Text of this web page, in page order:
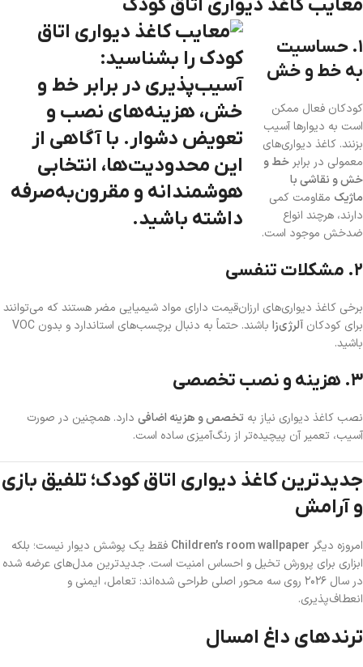
معایب کاغذ دیواری اتاق کودک
۱. حساسیت
به خط و خش
کودکان فعال ممکن
است به دیوارها آسیب
بزنند. کاغذ دیواری‌های
معمولی در برابر خط و
خش و نقاشی با
ماژیک مقاومت کمی
دارند، هرچند انواع
ضدخش موجود است.
۲. مشکلات تنفسی
برخی کاغذ دیواری‌های ارزان‌قیمت دارای مواد شیمیایی مضر هستند که می‌توانند
برای کودکان آلرژی‌زا
باشند. حتماً به دنبال برچسب‌های استاندارد و بدون VOC
باشید.
۳. هزینه و نصب تخصصی
نصب کاغذ دیواری نیاز به تخصص و هزینه اضافی دارد. همچنین در صورت
آسیب، تعمیر آن پیچیده‌تر از رنگ‌آمیزی ساده است.
جدیدترین کاغذ دیواری اتاق کودک؛ تلفیق بازی
و آرامش
امروزه دیگر Children’s room wallpaper فقط یک پوشش دیوار نیست؛ بلکه
ابزاری برای پرورش تخیل و احساس امنیت است. جدیدترین مدل‌های عرضه شده
در سال ۲۰۲۶ روی سه محور اصلی طراحی شده‌اند: تعامل، ایمنی و
انعطاف‌پذیری.
ترندهای داغ امسال